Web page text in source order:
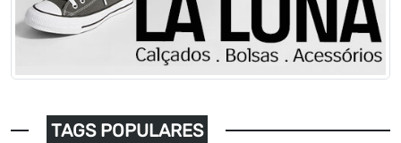
TAGS POPULARES